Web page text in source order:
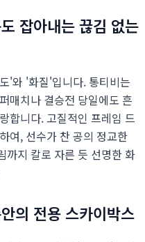
잡아내는 끊김 없는
'와 '화질'입니다. 통티비는
매치나 결승전 당일에도 흔
합니다. 고질적인 프레임 드
여, 선수가 찬 공의 정교한
까지 칼로 자른 듯 선명한 화
의 전용 스카이박스